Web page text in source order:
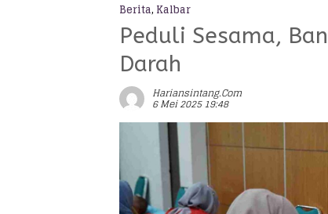
Berita, Kalbar
Peduli Sesama,
Darah
Hariansintang.com
6 Mei 2025 19:48